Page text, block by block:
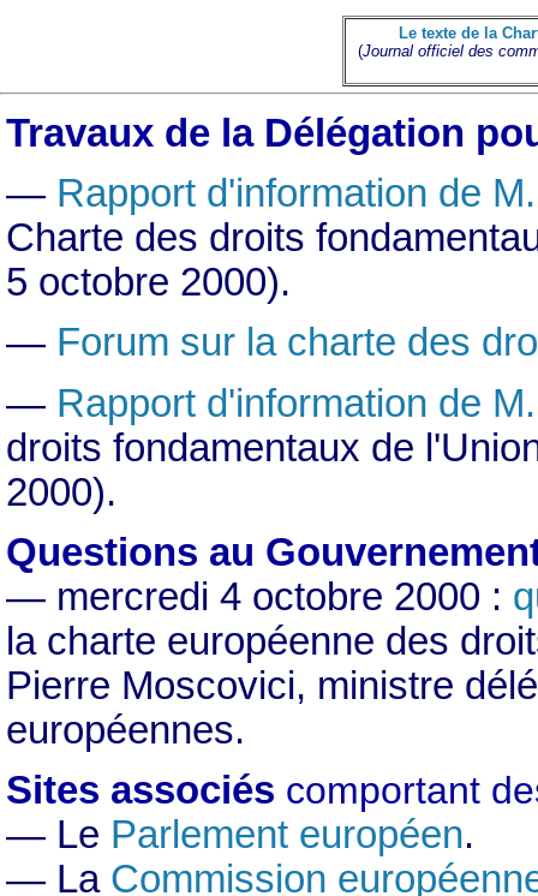
Le texte de la
(Journal officiel des
Travaux de la Délégation
— Rapport d'information de
Charte des droits
5 octobre 2000).
— Forum sur la charte des
— Rapport d'information de
droits fondamentaux de
2000).
Questions au
— mercredi 4 octobre 2000 :
la charte européenne des
Pierre Moscovici, ministre
européennes.
Sites associés comportant
— Le Parlement européen.
— La Commission